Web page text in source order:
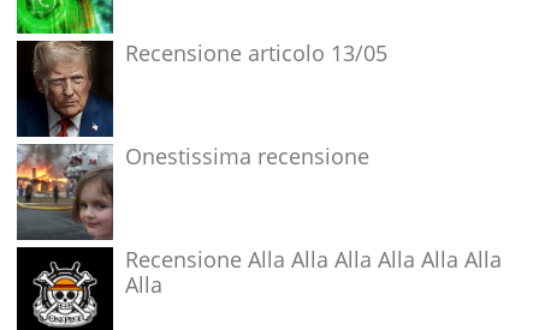
Recensione articolo 13/05
Onestissima recensione
Recensione Alla Alla Alla Alla Alla Alla
Alla